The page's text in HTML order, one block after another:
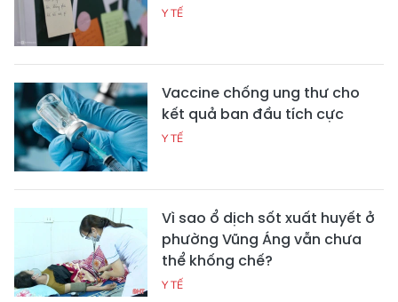
Y TẾ
Vaccine chống ung thư cho
kết quả ban đầu tích cực
Y TẾ
Vì sao ổ dịch sốt xuất huyết ở
phường Vũng Áng vẫn chưa
thể khống chế?
Y TẾ